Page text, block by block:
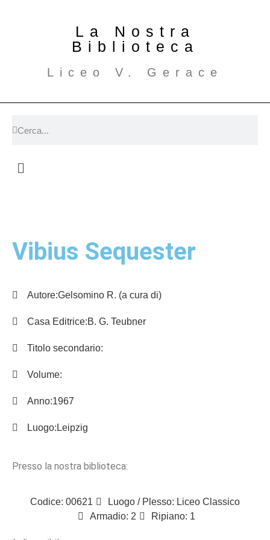
La Nostra
Biblioteca
Liceo V. Gerace
Vibius Sequester
Autore:Gelsomino R. (a cura di)
Casa Editrice:B. G. Teubner
Titolo secondario:
Volume:
Anno:1967
Luogo: Leipzig
Presso la nostra biblioteca:
Codice: 00621
Luogo / Plesso: Liceo Classico
Armadio: 2
Ripiano: 1